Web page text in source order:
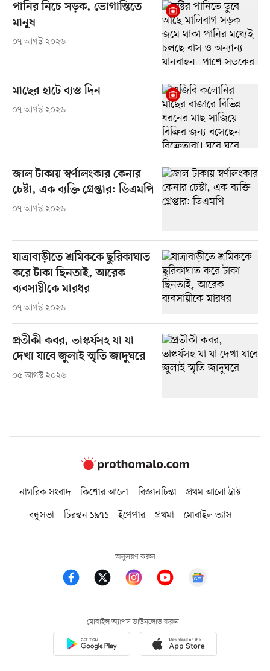
পানির নিচে সড়ক, ভোগান্তিতে
মানুষ
০৭ আগস্ট ২০২৬
মাছের হাটে ব্যস্ত দিন
০৭ আগস্ট ২০২৬
জাল টাকায় স্বর্ণালংকার কেনার
চেষ্টা, এক ব্যক্তি গ্রেপ্তার: ডিএমপি
০৭ আগস্ট ২০২৬
যাত্রাবাড়ীতে শ্রমিককে ছুরিকাঘাত
করে টাকা ছিনতাই, আরেক
ব্যবসায়ীকে মারধর
০৭ আগস্ট ২০২৬
প্রতীকী কবর, ভাস্কর্যসহ যা যা
দেখা যাবে জুলাই স্মৃতি জাদুঘরে
০৫ আগস্ট ২০২৬
নাগরিক সংবাদ কিশোর আলো বিজ্ঞানচিন্তা
প্রথম আলো ট্রাস্ট
বন্ধুসভা
চিরন্তন ১৯৭১ ইপেপার প্রথমা মোবাইল ভ্যাস
অনুসরণ করুন
মোবাইল অ্যাপস ডাউনলোড করুন